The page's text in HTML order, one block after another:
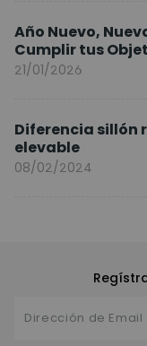
Año Nuevo,
Cumplir tus
Entrenando en
21/01/2026
Diferencia sillón
elevable
08/02/2024